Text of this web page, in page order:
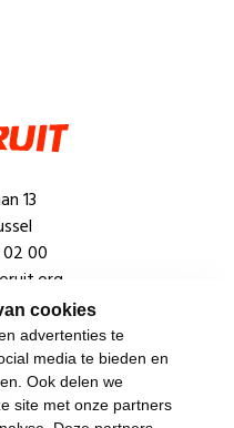
cookies
advertenties te
media te bieden en
Ook delen we
site met onze partners
13
00